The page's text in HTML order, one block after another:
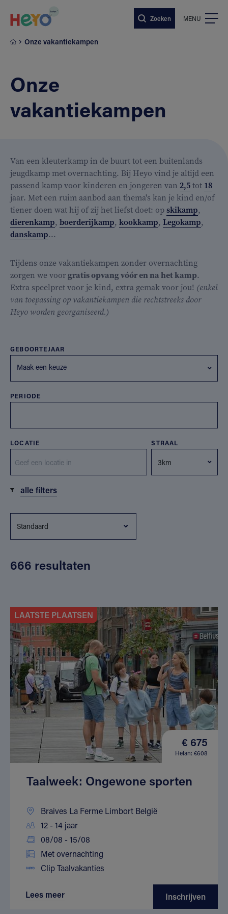
Zoeken MENU
Onze vakantiekampen
Onze
vakantiekampen
Van een kleuterkamp in de buurt tot een buitenlands
jeugdkamp met overnachting. Bij Heyo vind je altijd een
passend kamp voor kinderen en jongeren van 2,5tot 18
jaar. Met een ruim aanbod aan thema's kan je kind en/of
tiener doen wat hij of zij het liefst doet: opskikamp,
dierenkamp, boerderijkamp, kookkamp, Legokamp,
danskamp...
Tijdens onze vakantiekampen zonder overnachting
zorgen we voorgratis opvang vóór en na het kamp.
Extra speelpret voor je kind, extra gemak voor jou! (enkel
van toepassing op vakantiekampen die rechtstreeks door
Heyo worden georganiseerd.)
GEBOORTEJAAR
Maak een keuze
PERIODE
LOCATIE STRAAL
alle filters
666 resultaten
LAATSTE PLAATSEN
€ 675
Helan: €608
Taalweek: Ongewone sporten
Braives La Ferme Limbort België
12 - 14 jaar
08/08 - 15/08
Met overnachting
Clip Taalvakanties
Lees meer Inschrijven